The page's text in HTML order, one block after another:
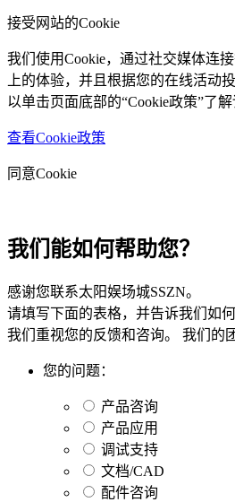
接受网站的Cookie
我们使用Cookie，通过社交媒体连
上的体验，并且根据您的在线活动
以单击页面底部的“Cookie政策”了解
查看Cookie政策
同意Cookie
我们能如何帮助您？
感谢您联系太阳娱场城SSZN。
请填写下面的表格，并告诉我们如
我们重视您的反馈和咨询。 我们的
您的问题：
产品咨询
产品应用
调试支持
文档/CAD
配件咨询